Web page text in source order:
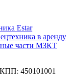
Estar
в аренду
части МЗКТ
450101001